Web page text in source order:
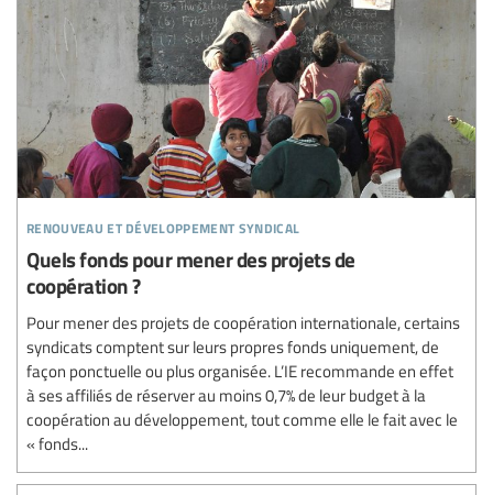
renouveau et développement syndical
Quels fonds pour mener des projets de
coopération ?
Pour mener des projets de coopération internationale, certains
syndicats comptent sur leurs propres fonds uniquement, de
façon ponctuelle ou plus organisée. L’IE recommande en effet
à ses affiliés de réserver au moins 0,7% de leur budget à la
coopération au développement, tout comme elle le fait avec le
« fonds...